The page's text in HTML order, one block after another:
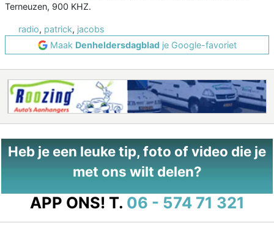
Terneuzen, 900 KHZ.
radio, patrick, jacobs
Maak Denheldersdagbladje Google-favoriet
Heb je een leuke tip, foto of video die je
met ons wilt delen?
APP ONS! T. 06 - 574 71 321